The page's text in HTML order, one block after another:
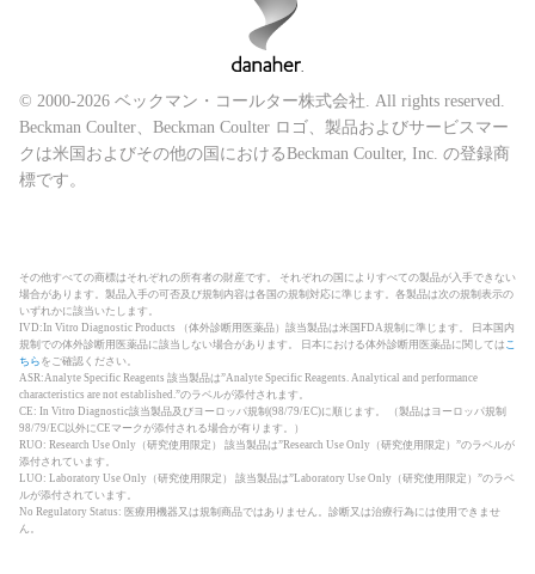
© 2000-2026 ベックマン・コールター株式会社. All rights reserved.
Beckman Coulter、Beckman Coulter ロゴ、製品およびサービスマー
クは米国およびその他の国におけるBeckman Coulter, Inc. の登録商
標です。
その他すべての商標はそれぞれの所有者の財産です。 それぞれの国によりすべての製品が入手できない
場合があります。製品入手の可否及び規制内容は各国の規制対応に準じます。各製品は次の規制表示の
いずれかに該当いたします。
IVD:In Vitro Diagnostic Products （体外診断用医薬品）該当製品は米国FDA規制に準じます。 日本国内
規制での体外診断用医薬品に該当しない場合があります。 日本における体外診断用医薬品に関しては こ
ちら をご確認ください。
ASR:Analyte Specific Reagents 該当製品は”Analyte Specific Reagents. Analytical and performance
characteristics are not established.”のラベルが添付されます。
CE: In Vitro Diagnostic該当製品及びヨーロッパ規制(98/79/EC)に順じます。 （製品はヨーロッパ規制
98/79/EC以外にCEマークが添付される場合が有ります。）
RUO: Research Use Only（研究使用限定） 該当製品は”Research Use Only（研究使用限定）”のラベルが
添付されています。
LUO: Laboratory Use Only（研究使用限定） 該当製品は”Laboratory Use Only（研究使用限定）”のラベ
ルが添付されています。
No Regulatory Status: 医療用機器又は規制商品ではありません。診断又は治療行為には使用できませ
ん。